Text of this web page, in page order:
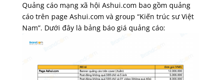
Quảng cáo mạng xã hội Ashui.com bao gồm quảng
cáo trên page Ashui.com và group “Kiến trúc sư Việt
Nam”. Dưới đây là bảng báo giá quảng cáo: